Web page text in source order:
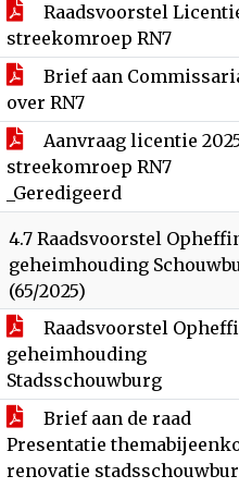
Raadsvoorstel
streekomroep RN7
Brief aan
over RN7
Aanvraag licentie
streekomroep RN7
_Geredigeerd
4.7 Raadsvoorstel
geheimhouding
(65/2025)
Raadsvoorstel
geheimhouding
Stadsschouwburg
Brief aan de raad
Presentatie
renovatie